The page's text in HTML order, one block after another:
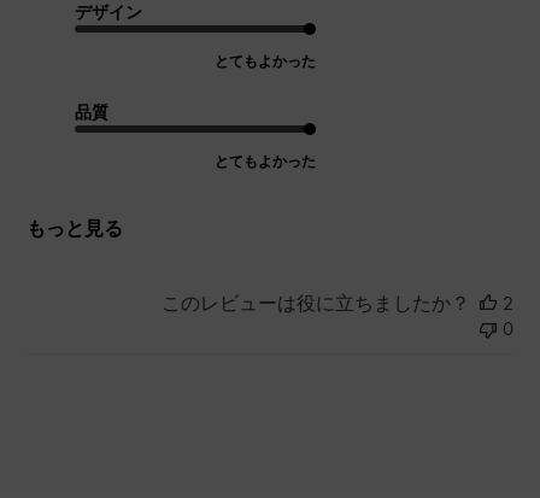
デザイン
とてもよかった
品質
とてもよかった
もっと見る
このレビューは役に立ちましたか？
2
0